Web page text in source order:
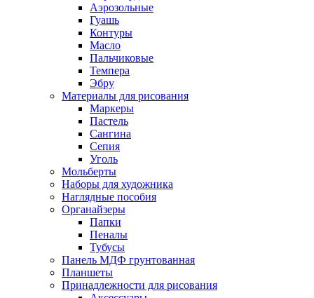
Аэрозольные
Гуашь
Контуры
Масло
Пальчиковые
Темпера
Эбру
Материалы для рисования
Маркеры
Пастель
Сангина
Сепия
Уголь
Мольберты
Наборы для художника
Наглядные пособия
Органайзеры
Папки
Пеналы
Тубусы
Панель МДФ грунтованная
Планшеты
Принадлежности для рисования